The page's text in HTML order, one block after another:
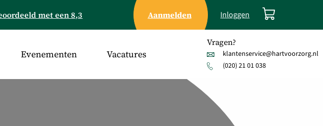
met een 8,3 Aanmelden Inloggen
Evenementen Vacatures
Vragen?
klantenservice@hartvoorzorg.nl
(020) 21 01 038